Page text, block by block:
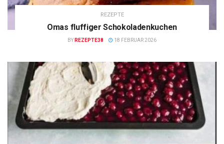
REZEPTE
Omas fluffiger Schokoladenkuchen
BY REZEPTE38 18 FEBRUAR 2026